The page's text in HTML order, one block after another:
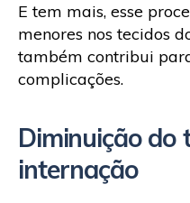
E tem mais, esse
menores nos tecidos
também contribui
complicações.
Diminuição do
internação